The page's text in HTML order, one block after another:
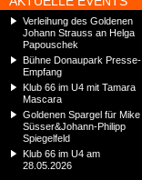
Verleihung des Goldenen
Johann Strauss an Helga
Papouschek
Bühne Donaupark Presse-
Empfang
Klub 66 im U4 mit Tamara
Mascara
Goldenen Spargel für Mike
Süsser&Johann-Philipp
Spiegelfeld
Klub 66 im U4 am
28.05.2026